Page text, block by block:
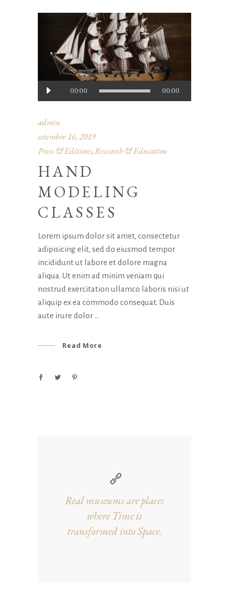
Reproductor
d'àudio
00:00 00:00
admin
setembre 16, 2019
Press & Editions, Research & Education
HAND
MODELING
CLASSES
Lorem ipsum dolor sit amet, consectetur
adipisicing elit, sed do eiusmod tempor
incididunt ut labore et dolore magna
aliqua. Ut enim ad minim veniam qui
nostrud exercitation ullamco laboris nisi ut
aliquip ex ea commodo consequat. Duis
aute irure dolor
Read More
Real museums are places
where Time is
transformed into Space.